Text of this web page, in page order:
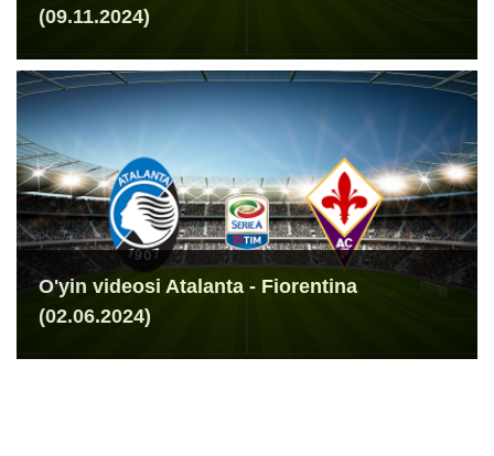
(09.11.2024)
O'yin videosi Atalanta - Fiorentina
(02.06.2024)